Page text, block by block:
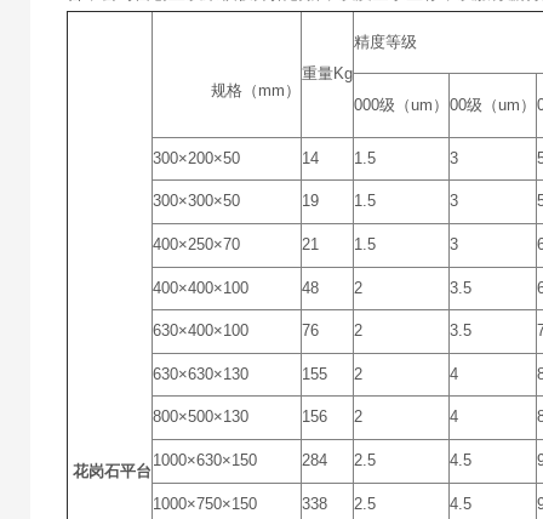
花岗石平台
规格（mm）
重量Kg
精度等级
000级（um） 00级（um）
300×200×50 14 1.5 3
300×300×50 19 1.5 3
400×250×70 21 1.5 3
400×400×100 48 2 3.5
630×400×100 76 2 3.5
630×630×130 155 2 4
800×500×130 156 2 4
1000×630×150 284 2.5 4.5
1000×750×150 338 2.5 4.5